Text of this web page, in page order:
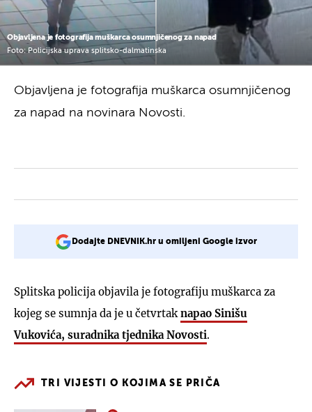
Objavljena je fotografija muškarca osumnjičenog za napad
Foto: Policijska uprava splitsko-dalmatinska
Objavljena je fotografija muškarca osumnjičenog
za napad na novinara Novosti.
Dodajte DNEVNIK.hr u omiljeni Google izvor
Splitska policija objavila je fotografiju muškarca za
kojeg se sumnja da je u četvrtak napao Sinišu
Vukovića, suradnika tjednika Novosti.
TRI VIJESTI O KOJIMA SE PRIČA